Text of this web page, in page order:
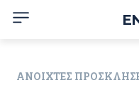
ΑΝΟΙΧΤΈΣ